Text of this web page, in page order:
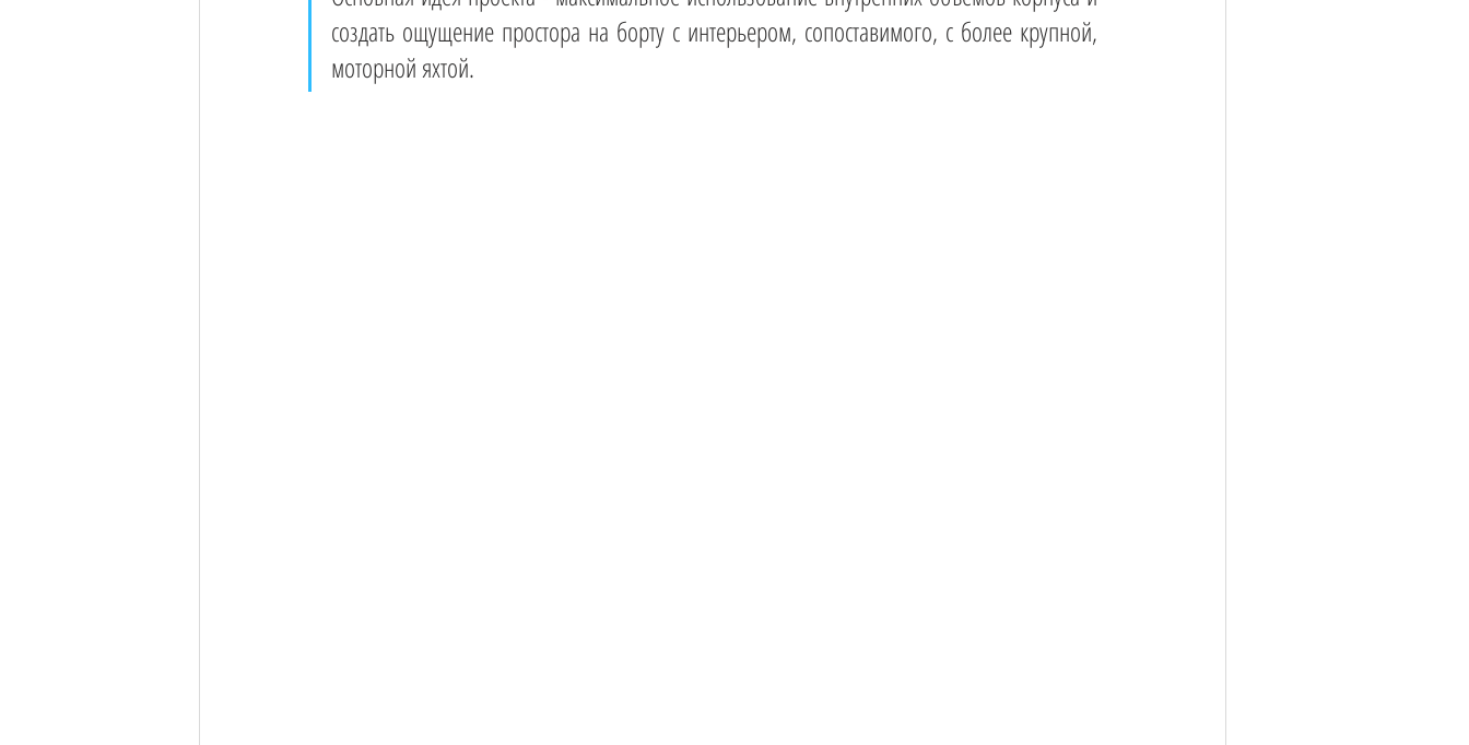
создать ощущение простора на борту с интерьером, сопоставимого, с более крупной,
моторной яхтой.